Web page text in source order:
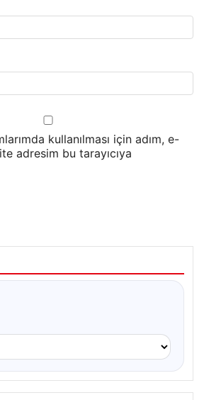
kullanılması için adım, e-
adresim bu tarayıcıya